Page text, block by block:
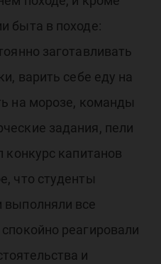
быта в походе:
заготавливать
варить себе еду на
на морозе, команды
задания, пели
конкурс капитанов
что студенты
выполняли все
реагировали
и